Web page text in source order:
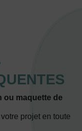
ou maquette de
projet en toute